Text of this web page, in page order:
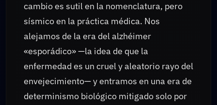
cambio es sutil en la nomenclatura, pero
sísmico en la práctica médica. Nos
alejamos de la era del alzhéimer
«esporádico» —la idea de que la
enfermedad es un cruel y aleatorio rayo del
envejecimiento— y entramos en una era de
determinismo biológico mitigado solo por